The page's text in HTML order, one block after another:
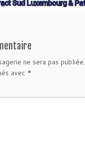
ne sera pas publiée.
avec *